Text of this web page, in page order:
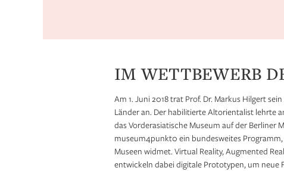
IM WETTBEWERB
Am 1. Juni 2018 trat Prof. Dr. Markus Hilgert
Länder an. Der habilitierte Altorientalist lehrte
das Vorderasiatische Museum auf der
museum4punkt0 ein bundesweites
Museen widmet. Virtual Reality, Augmented
entwickeln dabei digitale Prototypen, um